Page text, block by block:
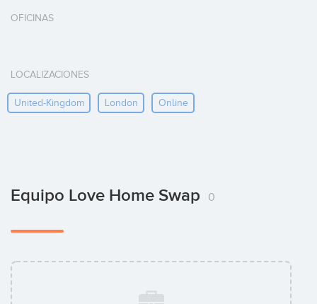
OFICINAS
LOCALIZACIONES
United-Kingdom London Online
Equipo Love Home Swap 0